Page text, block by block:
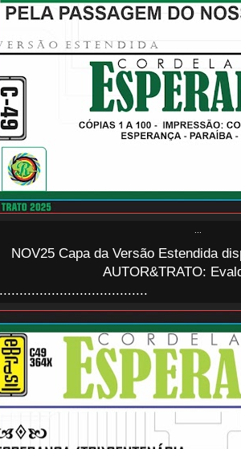
NOV25 Capa da Versão Estendida
AUTOR&TRATO: